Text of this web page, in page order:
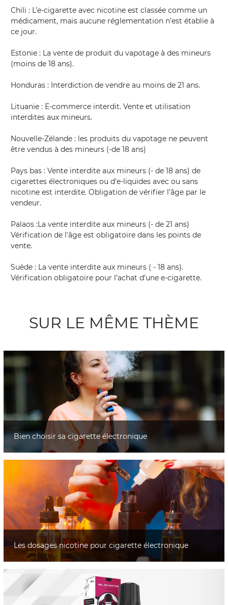
Chili : L’e-cigarette avec nicotine est classée comme un
médicament, mais aucune réglementation n’est établie à
ce jour.
Estonie : La vente de produit du vapotage à des mineurs
(moins de 18 ans).
Honduras : Interdiction de vendre au moins de 21 ans.
Lituanie : E-commerce interdit. Vente et utilisation
interdites aux mineurs.
Nouvelle-Zélande : les produits du vapotage ne peuvent
être vendus à des mineurs (-de 18 ans)
Pays bas : Vente interdite aux mineurs (- de 18 ans) de
cigarettes électroniques ou d'e-liquides avec ou sans
nicotine est interdite. Obligation de vérifier l’âge par le
vendeur.
Palaos :La vente interdite aux mineurs (- de 21 ans)
Vérification de l'âge est obligatoire dans les points de
vente.
Suède : La vente interdite aux mineurs ( - 18 ans).
Vérification obligatoire pour l’achat d’une e-cigarette.
SUR LE MÊME THÈME
Bien choisir sa cigarette électronique
Les dosages nicotine pour cigarette électronique